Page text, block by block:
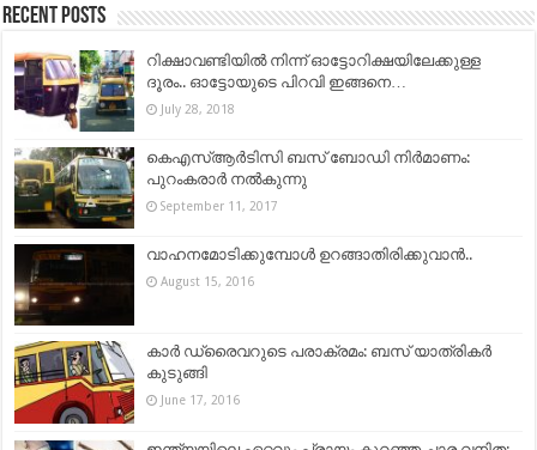
Recent Posts
റിക്ഷാവണ്ടിയിൽ നിന്ന് ഓട്ടോറിക്ഷയിലേക്കുള്ള
ദൂരം.. ഓട്ടോയുടെ പിറവി ഇങ്ങനെ…
July 28, 2018
കെഎസ്ആർടിസി ബസ് ബോഡി നിർമാണം:
പുറംകരാർ നൽകുന്നു
September 11, 2017
വാഹനമോടിക്കുമ്പോള്‍ ഉറങ്ങാതിരിക്കുവാന്‍..
August 15, 2016
കാര്‍ ഡ്രൈവറുടെ പരാക്രമം: ബസ് യാത്രികര്‍
കുടുങ്ങി
June 17, 2016